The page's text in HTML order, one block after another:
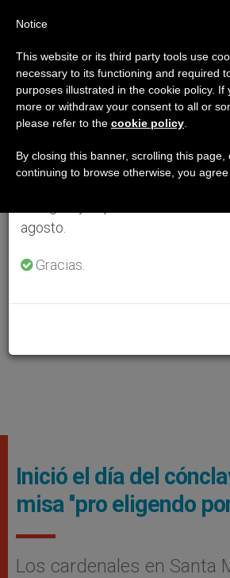
Inició el día del
misa ''pro eligendo
Los cardenales en Santa
Aviso importante
Del 27 de julio al 7 de agosto
anual, aprovechando que en el
se generan menos informaciones
agosto.
Gracias.
Notice
This website or its third party tools use
necessary to its functioning and required
purposes illustrated in the cookie policy. If
more or withdraw your consent to all or
please refer to the cookie policy
By closing this banner, scrolling this page,
continuing to browse otherwise, you